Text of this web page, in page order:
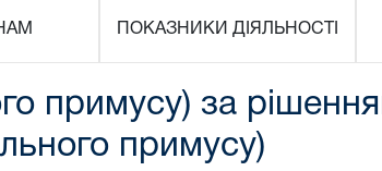
ПОКАЗНИКИ ДІЯЛЬНОСТІ
примусу) за
примусу)